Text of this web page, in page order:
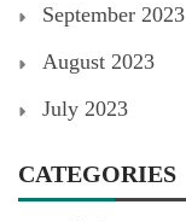
September 2023
August 2023
July 2023
CATEGORIES